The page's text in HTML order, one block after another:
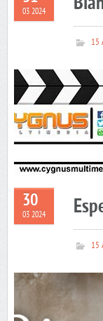
03 2024
15
30
03 2024
15